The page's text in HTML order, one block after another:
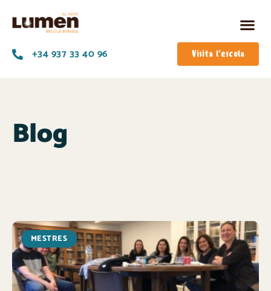
+34 937 33 40 96 Visita l'escola
Blog
MESTRES